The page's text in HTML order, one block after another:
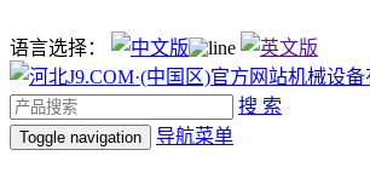
语言选择：
搜 索
Toggle navigation 导航菜单